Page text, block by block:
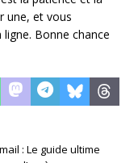
une, et vous
Bonne chance
: Le guide ultime